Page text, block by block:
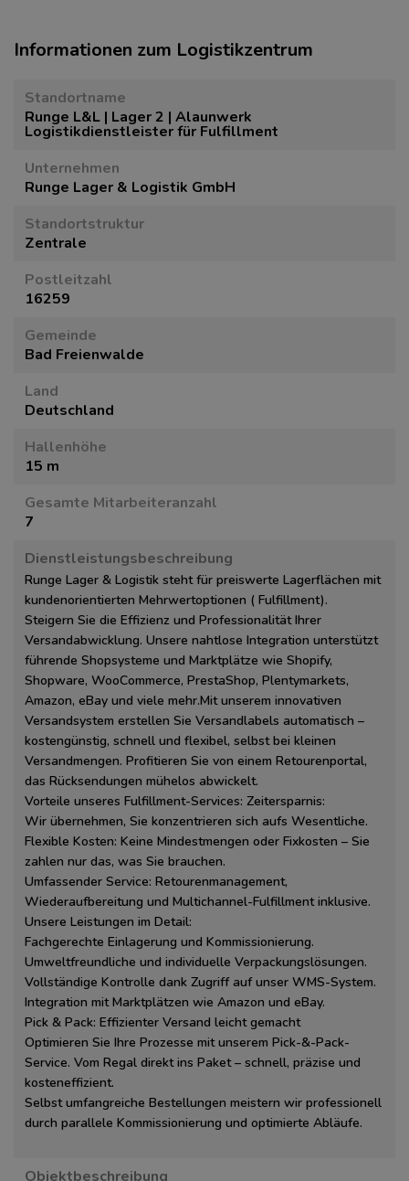
Informationen zum Logistikzentrum
Standortname
Runge L&L | Lager 2 | Alaunwerk
Logistikdienstleister für Fulfillment
Unternehmen
Runge Lager & Logistik GmbH
Standortstruktur
Zentrale
Postleitzahl
16259
Gemeinde
Bad Freienwalde
Land
Deutschland
Hallenhöhe
15 m
Gesamte Mitarbeiteranzahl
7
Dienstleistungsbeschreibung
Runge Lager & Logistik steht für preiswerte Lagerflächen mit
kundenorientierten Mehrwertoptionen ( Fulfillment).
Steigern Sie die Effizienz und Professionalität Ihrer
Versandabwicklung. Unsere nahtlose Integration unterstützt
führende Shopsysteme und Marktplätze wie Shopify,
Shopware, WooCommerce, PrestaShop, Plentymarkets,
Amazon, eBay und viele mehr.Mit unserem innovativen
Versandsystem erstellen Sie Versandlabels automatisch –
kostengünstig, schnell und flexibel, selbst bei kleinen
Versandmengen. Profitieren Sie von einem Retourenportal,
das Rücksendungen mühelos abwickelt.
Vorteile unseres Fulfillment-Services: Zeitersparnis:
Wir übernehmen, Sie konzentrieren sich aufs Wesentliche.
Flexible Kosten: Keine Mindestmengen oder Fixkosten – Sie
zahlen nur das, was Sie brauchen.
Umfassender Service: Retourenmanagement,
Wiederaufbereitung und Multichannel-Fulfillment inklusive.
Unsere Leistungen im Detail:
Fachgerechte Einlagerung und Kommissionierung.
Umweltfreundliche und individuelle Verpackungslösungen.
Vollständige Kontrolle dank Zugriff auf unser WMS-System.
Integration mit Marktplätzen wie Amazon und eBay.
Pick & Pack: Effizienter Versand leicht gemacht
Optimieren Sie Ihre Prozesse mit unserem Pick-&-Pack-
Service. Vom Regal direkt ins Paket – schnell, präzise und
kosteneffizient.
Selbst umfangreiche Bestellungen meistern wir professionell
durch parallele Kommissionierung und optimierte Abläufe.
Objektbeschreibung